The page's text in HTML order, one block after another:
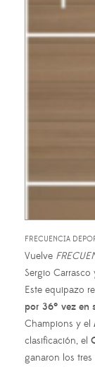
FRECUENCIA
Vuelve
Sergio
Este equipazo
por 36º vez en
Champions y el
clasificación, el
ganaron los